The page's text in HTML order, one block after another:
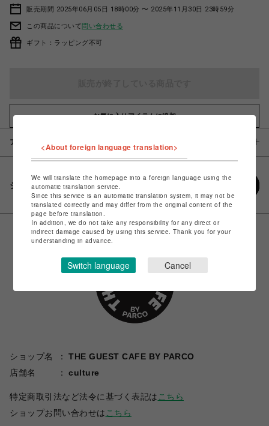
販売期間 2025年06月05日 18時00分 〜 2025年11月30日 23時59分
この商品について問い合わせる
ギフト：ラッピング不可
お気に入りアイテムに追加
アイテム説明 / 素材
シェアする
ショップ名
THE GUEST CAFE BY PARCO
店舗名
culture
特定商取引法など法令に基づく表記は こちら
ショップお問い合わせは こちら
<About foreign language translation>
We will translate the homepage into a foreign language using the
automatic translation service.
Since this service is an automatic translation system, it may not be
translated correctly and may differ from the original content of the
page before translation.
In addition, we do not take any responsibility for any direct or
indirect damage caused by using this service. Thank you for your
understanding in advance.
Switch language Cancel